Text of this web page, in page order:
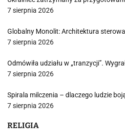
7 sierpnia 2026
Globalny Monolit: Architektura
7 sierpnia 2026
Odmówiła udziału w „tranzycji”.
7 sierpnia 2026
Spirala milczenia – dlaczego ludzie
7 sierpnia 2026
RELIGIA